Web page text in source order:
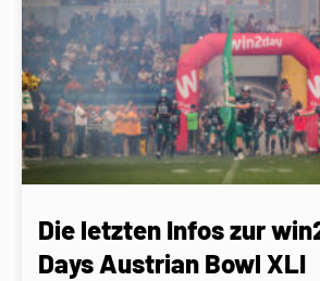
Die letzten Infos zur
Days Austrian Bowl XLI